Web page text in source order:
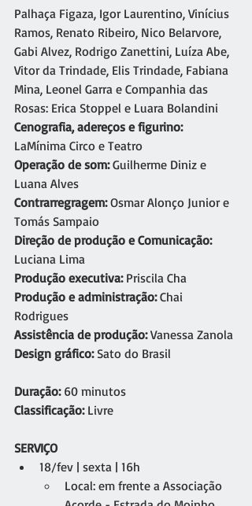
Palhaça Figaza, Igor Laurentino, Vinícius
Ramos, Renato Ribeiro, Nico Belarvore,
Gabi Alvez, Rodrigo Zanettini, Luíza Abe,
Vitor da Trindade, Elis Trindade, Fabiana
Mina, Leonel Garra e Companhia das
Rosas: Erica Stoppel e Luara Bolandini
Cenografia, adereços e figurino:
LaMínima Circo e Teatro
Operação de som: Guilherme Diniz e
Luana Alves
Contrarregragem: Osmar Alonço Junior e
Tomás Sampaio
Direção de produção e Comunicação:
Luciana Lima
Produção executiva: Priscila Cha
Produção e administração: Chai
Rodrigues
Assistência de produção: Vanessa Zanola
Design gráfico: Sato do Brasil
Duração: 60 minutos
Classificação: Livre
SERVIÇO
18/fev | sexta | 16h
Local: em frente a Associação